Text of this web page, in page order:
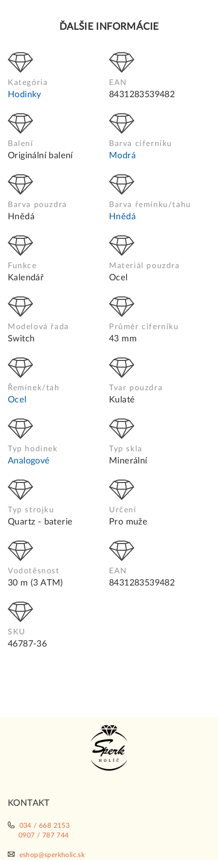
ĎALŠIE INFORMÁCIE
Kategória
Hodinky
EAN
8431283539482
Balení
Originální balení
Barva ciferníku
Modrá
Barva pouzdra
Hnědá
Barva řemínku/tahu
Hnědá
Funkce
Kalendář
Materiál pouzdra
Ocel
Modelová řada
Switch
Průměr ciferníku
43 mm
Řemínek/tah
Ocel
Tvar pouzdra
Kulaté
Typ hodinek
Analogové
Typ skla
Minerální
Typ strojku
Quartz - baterie
Určení
Pro muže
Vodotěsnost
30 m (3 ATM)
EAN
8431283539482
SKU
46787-36
KONTAKT
034 / 668 2153
0907 / 787 744
eshop@sperkholic.sk